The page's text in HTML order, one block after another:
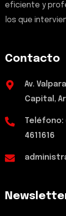
eficiente y
los que
Contacto
Av.
Capital,
Teléfono:
4611616